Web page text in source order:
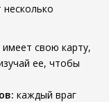
свою карту,
ее, чтобы
каждый враг